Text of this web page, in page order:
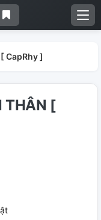
CapRhy ]
THÂN [